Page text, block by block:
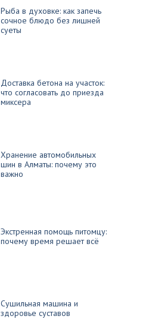
Рыба в духовке: как запечь
сочное блюдо без лишней
суеты
Доставка бетона на участок:
что согласовать до приезда
миксера
Хранение автомобильных
шин в Алматы: почему это
важно
Экстренная помощь питомцу:
почему время решает всё
Сушильная машина и
здоровье суставов